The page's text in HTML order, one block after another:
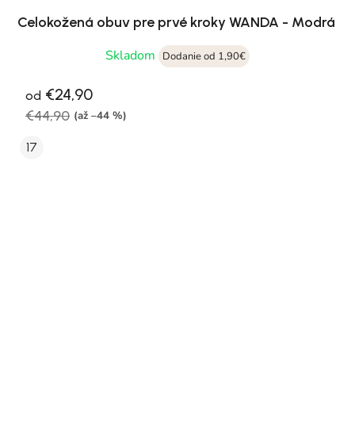
Celokožená obuv pre prvé kroky WANDA - Modrá
Skladom
Dodanie od 1,90€
od €24,90
€44,90 (až –44 %)
17